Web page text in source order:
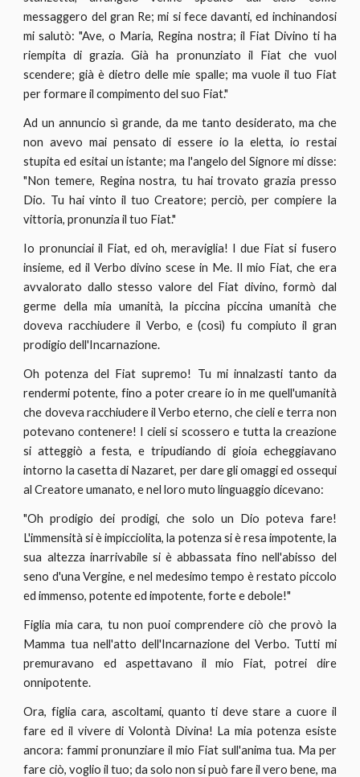
messaggero del gran Re; mi si fece davanti, ed inchinandosi
mi salutò: "Ave, o Maria, Regina nostra; il Fiat Divino ti ha
riempita di grazia. Già ha pronunziato il Fiat che vuol
scendere; già è dietro delle mie spalle; ma vuole il tuo Fiat
per formare il compimento del suo Fiat."
Ad un annuncio sì grande, da me tanto desiderato, ma che
non avevo mai pensato di essere io la eletta, io restai
stupita ed esitai un istante; ma l'angelo del Signore mi disse:
"Non temere, Regina nostra, tu hai trovato grazia presso
Dio. Tu hai vinto il tuo Creatore; perciò, per compiere la
vittoria, pronunzia il tuo Fiat."
Io pronunciai il Fiat, ed oh, meraviglia! I due Fiat si fusero
insieme, ed il Verbo divino scese in Me. Il mio Fiat, che era
avvalorato dallo stesso valore del Fiat divino, formò dal
germe della mia umanità, la piccina piccina umanità che
doveva racchiudere il Verbo, e (così) fu compiuto il gran
prodigio dell'Incarnazione.
Oh potenza del Fiat supremo! Tu mi innalzasti tanto da
rendermi potente, fino a poter creare io in me quell'umanità
che doveva racchiudere il Verbo eterno, che cieli e terra non
potevano contenere! I cieli si scossero e tutta la creazione
si atteggiò a festa, e tripudiando di gioia echeggiavano
intorno la casetta di Nazaret, per dare gli omaggi ed ossequi
al Creatore umanato, e nel loro muto linguaggio dicevano:
"Oh prodigio dei prodigi, che solo un Dio poteva fare!
L'immensità si è impicciolita, la potenza si è resa impotente, la
sua altezza inarrivabile si è abbassata fino nell'abisso del
seno d'una Vergine, e nel medesimo tempo è restato piccolo
ed immenso, potente ed impotente, forte e debole!"
Figlia mia cara, tu non puoi comprendere ciò che provò la
Mamma tua nell'atto dell'Incarnazione del Verbo. Tutti mi
premuravano ed aspettavano il mio Fiat, potrei dire
onnipotente.
Ora, figlia cara, ascoltami, quanto ti deve stare a cuore il
fare ed il vivere di Volontà Divina! La mia potenza esiste
ancora: fammi pronunziare il mio Fiat sull'anima tua. Ma per
fare ciò, voglio il tuo; da solo non si può fare il vero bene, ma